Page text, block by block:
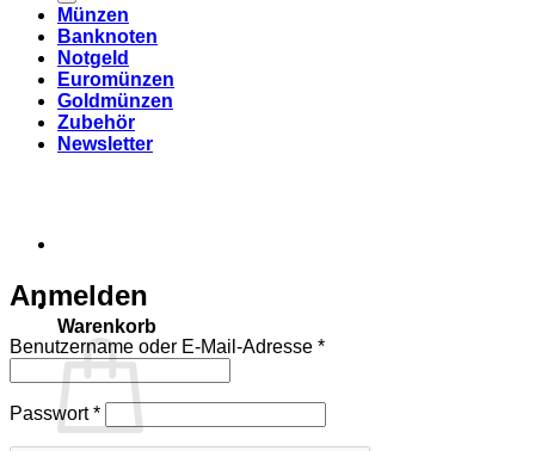
Warenkorb
Münzen
Banknoten
Notgeld
Euromünzen
Goldmünzen
Zubehör
Newsletter
Anmelden
Benutzername oder E-Mail-Adresse *Erforderlich
Passwort*Erforderlich